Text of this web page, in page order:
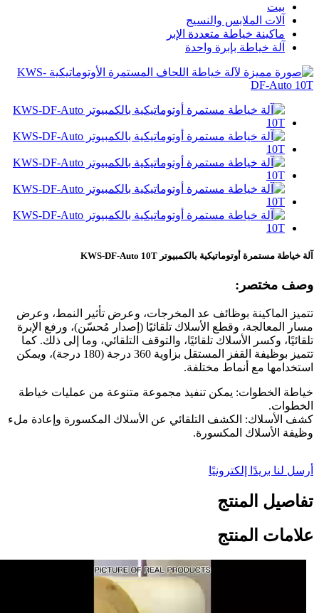
بيت
آلات الملابس والنسيج
ماكينة خياطة متعددة الإبر
آلة خياطة بإبرة واحدة
آلة خياطة مستمرة أوتوماتيكية بالكمبيوتر KWS-DF-Auto 10T
وصف مختصر:
تتميز الماكينة بوظائف عد المخرجات، وعرض تأثير النمط، وعرض
مسار المعالجة، وقطع الأسلاك تلقائيًا (إصدار مُحسّن)، ورفع الإبرة
تلقائيًا، وكسر الأسلاك تلقائيًا، والتوقف التلقائي، وما إلى ذلك. كما
تتميز بوظيفة القفز المستقل بزاوية 360 درجة (180 درجة)، ويمكن
استخدامها مع أنماط مختلفة.
خياطة الخطوات: يمكن تنفيذ مجموعة متنوعة من عمليات خياطة
الخطوات.
كشف الأسلاك: الكشف التلقائي عن الأسلاك المكسورة وإعادة ملء
وظيفة الأسلاك المكسورة.
أرسل لنا بريدًا إلكترونيًا
تفاصيل المنتج
علامات المنتج